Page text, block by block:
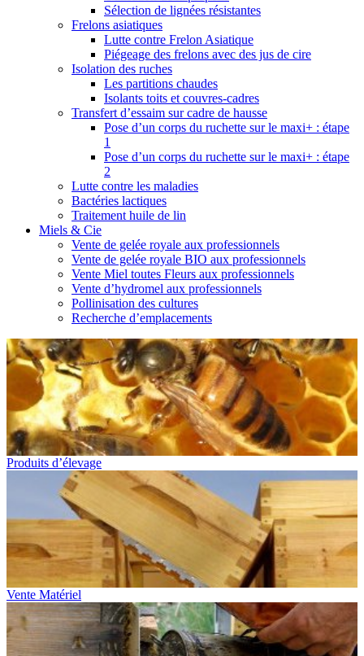
Sélection de lignées résistantes
Frelons asiatiques
Lutte contre Frelon Asiatique
Piégeage des frelons avec des jus de cire
Isolation des ruches
Les partitions chaudes
Isolants toits et couvres-cadres
Transfert d’essaim sur cadre de hausse
Pose d’un corps du ruchette sur le maxi+ : étape
1
Pose d’un corps du ruchette sur le maxi+ : étape
2
Lutte contre les maladies
Bactéries lactiques
Traitement huile de lin
Miels & Cie
Vente de gelée royale aux professionnels
Vente de gelée royale BIO aux professionnels
Vente Miel toutes Fleurs aux professionnels
Vente d’hydromel aux professionnels
Pollinisation des cultures
Recherche d’emplacements
Produits d’élevage
Vente Matériel